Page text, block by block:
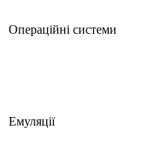
Операційні системи
Емуляції